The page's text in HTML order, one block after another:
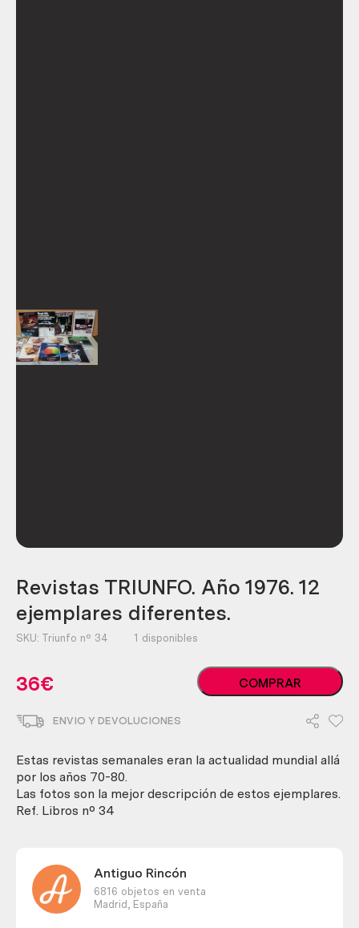
Revistas TRIUNFO. Año 1976. 12
ejemplares diferentes.
SKU: Triunfo nº 34 1 disponibles
36€
Revistas
TRIUNFO.
ejemplares
cantidad
COMPRAR
ENVIO Y DEVOLUCIONES
Estas revistas semanales eran la actualidad mundial allá
por los años 70-80.
Las fotos son la mejor descripción de estos ejemplares.
Ref. Libros nº 34
Antiguo Rincón
6816 objetos en venta
Madrid,
España